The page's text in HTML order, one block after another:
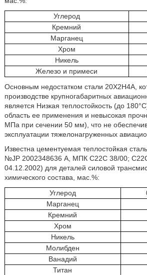
Углерод
Кремний
Марганец
Хром
Никель
Железо и примеси
Основным недостатком стали 20Х2Н4А,
производстве крупногабаритных
является Низкая теплостойкость (до
область ее применения и невысокая
МПа при сечении 50 мм), что не
эксплуатации тяжелонагруженных
Известна цементуемая теплостойкая
№JP 2002348636 А, МПК С22С 38/00; С22С
04.12.2002) для деталей силовой
химического состава, мас.%:
Углерод
Марганец
Кремний
Хром
Никель
Молибден
Ванадий
Титан